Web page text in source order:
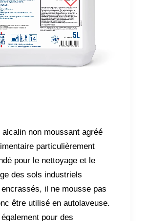
alcalin non moussant agréé
particulièrement
pour le nettoyage et le
des sols industriels
il ne mousse pas
être utilisé en autolaveuse.
également pour des